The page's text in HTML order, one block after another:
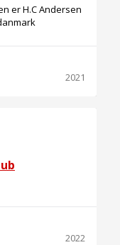
er H.C Andersen
2021
2022